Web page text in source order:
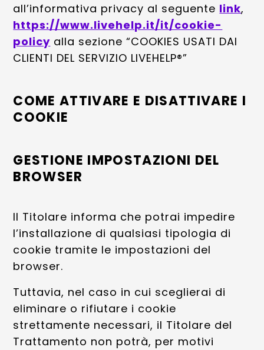
all’informativa privacy al seguente link,
https://www.livehelp.it/it/cookie-
policy alla sezione “COOKIES USATI DAI
CLIENTI DEL SERVIZIO LIVEHELP®”
COME ATTIVARE E DISATTIVARE I
COOKIE
GESTIONE IMPOSTAZIONI DEL
BROWSER
Il Titolare informa che potrai impedire
l’installazione di qualsiasi tipologia di
cookie tramite le impostazioni del
browser.
Tuttavia, nel caso in cui sceglierai di
eliminare o rifiutare i cookie
strettamente necessari, il Titolare del
Trattamento non potrà, per motivi